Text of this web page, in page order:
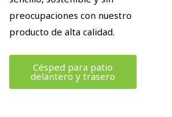
preocupaciones con nuestro
producto de alta calidad.
Césped para patio
delantero y trasero